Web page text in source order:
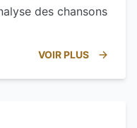
des chansons
VOIR PLUS